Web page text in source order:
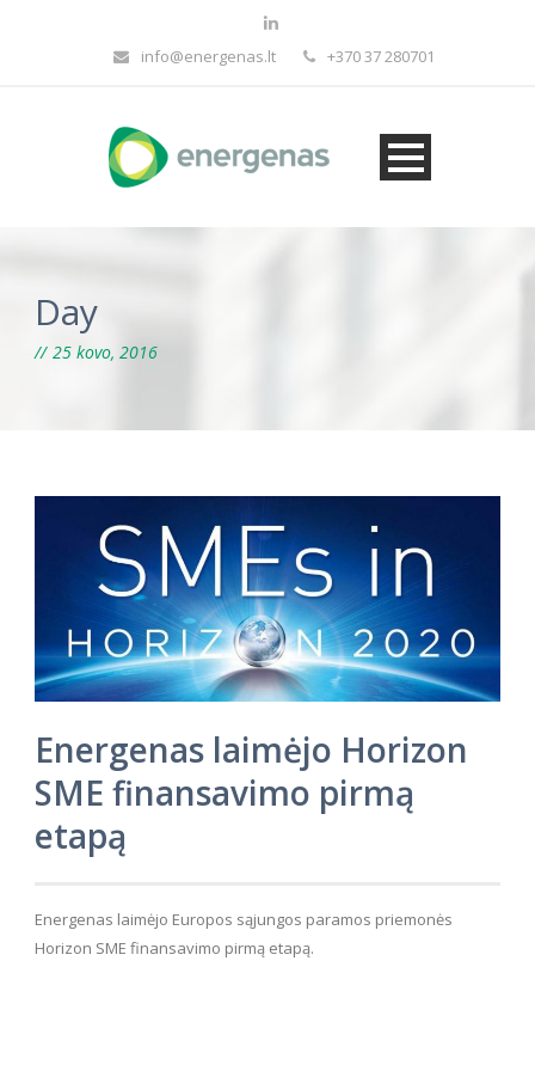
info@energenas.lt +370 37 280701
Day
25 kovo, 2016
Energenas laimėjo Horizon
SME finansavimo pirmą
etapą
Energenas laimėjo Europos sąjungos paramos priemonės
Horizon SME finansavimo pirmą etapą.